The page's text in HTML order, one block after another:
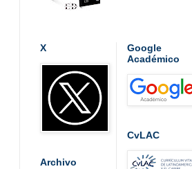
X
Archivo
Google
Académico
CvLAC